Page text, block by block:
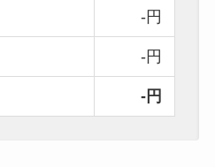
-円
-円
-円